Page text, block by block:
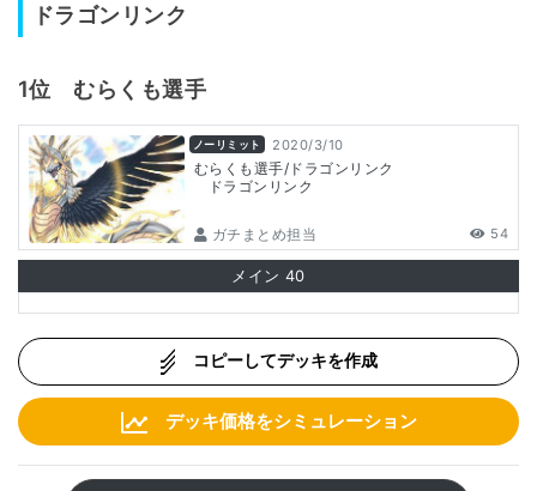
ドラゴンリンク
1位 むらくも選手
ノーリミット 2020/3/10
むらくも選手/ドラゴンリンク
ドラゴンリンク
ガチまとめ担当 54
メイン 40
コピーしてデッキを作成
デッキ価格をシミュレーション